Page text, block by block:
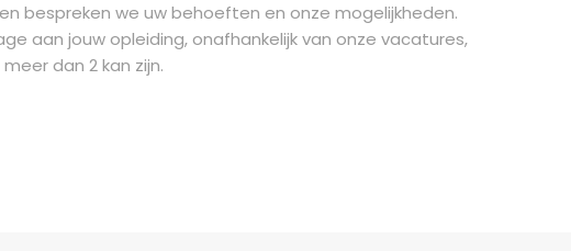
bespreken we uw behoeften en onze mogelijkheden.
aan jouw opleiding, onafhankelijk van onze vacatures,
dan 2 kan zijn.